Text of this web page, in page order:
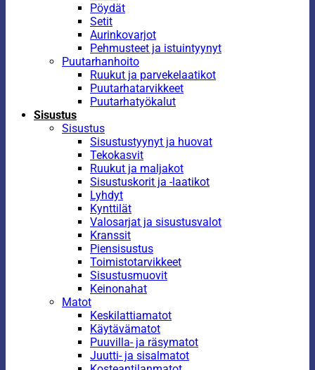
Pöydät
Setit
Aurinkovarjot
Pehmusteet ja istuintyynyt
Puutarhanhoito
Ruukut ja parvekelaatikot
Puutarhatarvikkeet
Puutarhatyökalut
Sisustus
Sisustus
Sisustustyynyt ja huovat
Tekokasvit
Ruukut ja maljakot
Sisustuskorit ja -laatikot
Lyhdyt
Kynttilät
Valosarjat ja sisustusvalot
Kranssit
Piensisustus
Toimistotarvikkeet
Sisustusmuovit
Keinonahat
Matot
Keskilattiamatot
Käytävämatot
Puuvilla- ja räsymatot
Juutti- ja sisalmatot